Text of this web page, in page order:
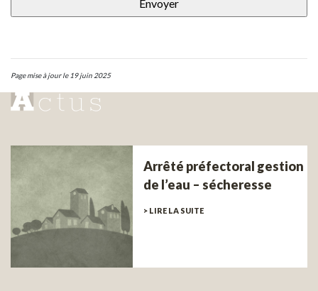
Page mise à jour le 19 juin 2025
Arrêté préfectoral gestion
de l’eau – sécheresse
> LIRE LA SUITE